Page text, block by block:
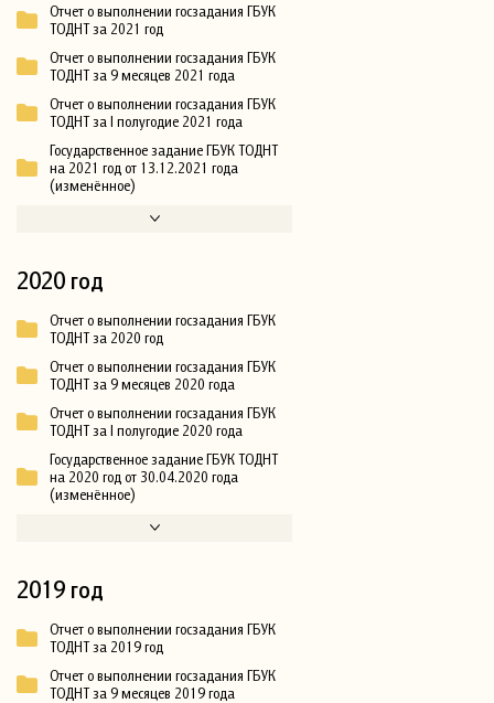
Отчет о выполнении госзадания ГБУК
ТОДНТ за 2021 год
Отчет о выполнении госзадания ГБУК
ТОДНТ за 9 месяцев 2021 года
Отчет о выполнении госзадания ГБУК
ТОДНТ за I полугодие 2021 года
Государственное задание ГБУК ТОДНТ
на 2021 год от 13.12.2021 года
(изменённое)
2020 год
Отчет о выполнении госзадания ГБУК
ТОДНТ за 2020 год
Отчет о выполнении госзадания ГБУК
ТОДНТ за 9 месяцев 2020 года
Отчет о выполнении госзадания ГБУК
ТОДНТ за I полугодие 2020 года
Государственное задание ГБУК ТОДНТ
на 2020 год от 30.04.2020 года
(изменённое)
2019 год
Отчет о выполнении госзадания ГБУК
ТОДНТ за 2019 год
Отчет о выполнении госзадания ГБУК
ТОДНТ за 9 месяцев 2019 года